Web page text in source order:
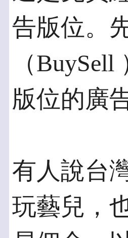
告版位。
（
版位的廣
有人說台
玩藝兒，